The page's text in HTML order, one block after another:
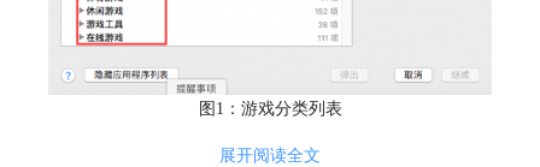
图1：游戏分类列表
首先，我们来看CrossOver提供了哪些游戏的下载安装。启动CrossOver，
展开阅读全文